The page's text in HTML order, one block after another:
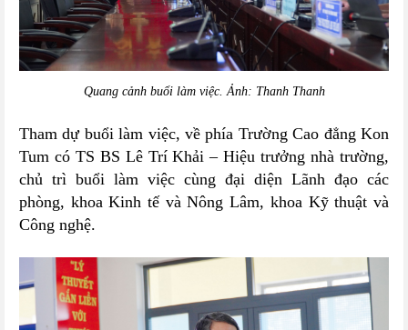
Quang cảnh buổi làm việc. Ảnh: Thanh Thanh
Tham dự buổi làm việc, về phía Trường Cao đẳng Kon
Tum có TS BS Lê Trí Khải – Hiệu trưởng nhà trường,
chủ trì buổi làm việc cùng đại diện Lãnh đạo các
phòng, khoa Kinh tế và Nông Lâm, khoa Kỹ thuật và
Công nghệ.